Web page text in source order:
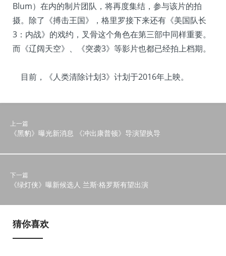
Blum）在内的制片团队，将再度集结，参与该片的拍
摄。除了《搏击王国》，格里罗接下来还有《美国队长
3：内战》的戏约，叉骨这个角色在第三部中同样重要。
而《辽阔天空》、《突袭3》等影片也都已经拍上档期。
目前，《人类清除计划3》计划于2016年上映。
上一篇
《黑豹》曝光新消息 《冲出康普顿》导演望执导
下一篇
《绿灯侠》曝新候选人 兰斯·格罗斯有望出演
猜你喜欢